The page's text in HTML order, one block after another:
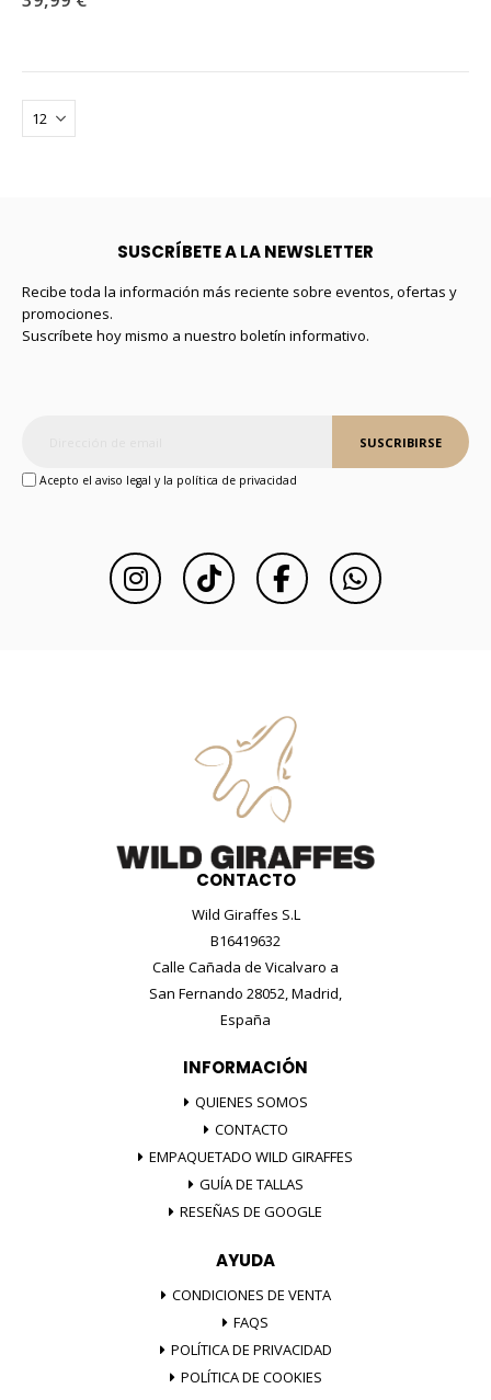
SUSCRÍBETE A LA NEWSLETTER
Recibe toda la información más reciente sobre eventos, ofertas y
promociones.
Suscríbete hoy mismo a nuestro boletín informativo.
Acepto el aviso legal y la política de privacidad
SUSCRIBIRSE
CONTACTO
Wild Giraffes S.L
B16419632
Calle Cañada de Vicalvaro a
San Fernando 28052, Madrid,
España
INFORMACIÓN
QUIENES SOMOS
CONTACTO
EMPAQUETADO WILD GIRAFFES
GUÍA DE TALLAS
RESEÑAS DE GOOGLE
AYUDA
CONDICIONES DE VENTA
FAQS
POLÍTICA DE PRIVACIDAD
POLÍTICA DE COOKIES